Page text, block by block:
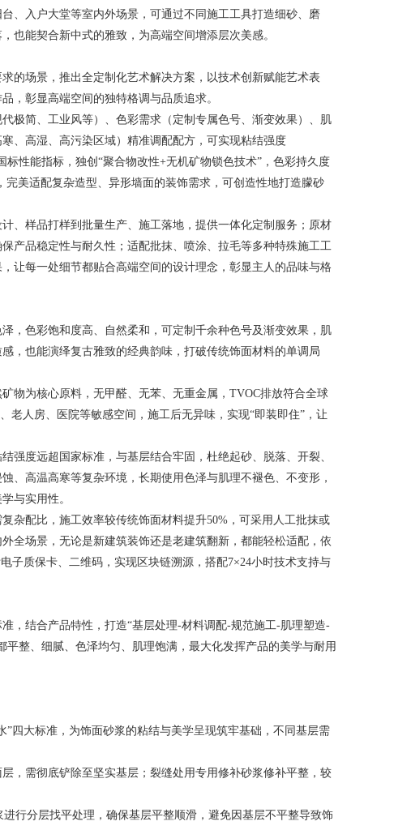
、入户大堂等室内外场景，可通过不同施工工具打造细砂、磨
也能契合新中式的雅致，为高端空间增添层次美感。
的场景，推出全定制化艺术解决方案，以技术创新赋能艺术表
，彰显高端空间的独特格调与品质追求。
极简、工业风等）、色彩需求（定制专属色号、渐变效果）、肌
、高湿、高污染区域）精准调配配方，可实现粘结强度
性能指标，独创“聚合物改性+无机矿物锁色技术”，色彩持久度
美适配复杂造型、异形墙面的装饰需求，可创造性地打造朦砂
、样品打样到批量生产、施工落地，提供一体化定制服务；原材
产品稳定性与耐久性；适配批抹、喷涂、拉毛等多种特殊施工工
让每一处细节都贴合高端空间的设计理念，彰显主人的品味与格
，色彩饱和度高、自然柔和，可定制千余种色号及渐变效果，肌
，也能演绎复古雅致的经典韵味，打破传统饰面材料的单调局
物为核心原料，无甲醛、无苯、无重金属，TVOC排放符合全球
老人房、医院等敏感空间，施工后无异味，实现“即装即住”，让
强度远超国家标准，与基层结合牢固，杜绝起砂、脱落、开裂、
、高温高寒等复杂环境，长期使用色泽与肌理不褪色、不变形，
与实用性。
杂配比，施工效率较传统饰面材料提升50%，可采用人工批抹或
全场景，无论是新建筑装饰还是老建筑翻新，都能轻松适配，依
子质保卡、二维码，实现区块链溯源，搭配7×24小时技术支持与
，结合产品特性，打造“基层处理-材料调配-规范施工-肌理塑造-
整、细腻、色泽均匀、肌理饱满，最大化发挥产品的美学与耐用
四大标准，为饰面砂浆的粘结与美学呈现筑牢基础，不同基层需
，需彻底铲除至坚实基层；裂缝处用专用修补砂浆修补平整，较
行分层找平处理，确保基层平整顺滑，避免因基层不平整导致饰